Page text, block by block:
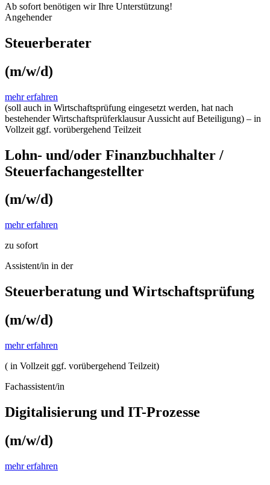
Ab sofort benötigen wir Ihre Unterstützung!
Angehender
Steuerberater
(m/w/d)
mehr erfahren
(soll auch in Wirtschaftsprüfung eingesetzt werden, hat nach
bestehender Wirtschaftsprüferklausur Aussicht auf Beteiligung) – in
Vollzeit ggf. vorübergehend Teilzeit
Lohn- und/oder Finanzbuchhalter /
Steuerfachangestellter
(m/w/d)
mehr erfahren
zu sofort
Assistent/in in der
Steuerberatung und Wirtschaftsprüfung
(m/w/d)
mehr erfahren
( in Vollzeit ggf. vorübergehend Teilzeit)
Fachassistent/in
Digitalisierung und IT-Prozesse
(m/w/d)
mehr erfahren